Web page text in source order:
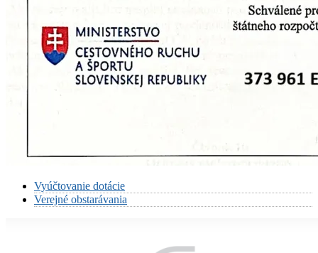
Vyúčtovanie dotácie
Verejné obstarávania